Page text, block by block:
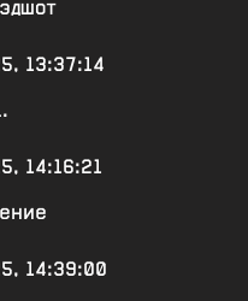
13:37:14
14:16:21
14:39:00